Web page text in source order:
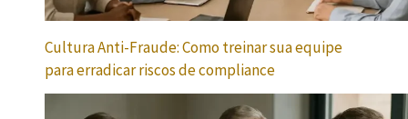
Cultura Anti-Fraude: Como treinar sua equipe
para erradicar riscos de compliance